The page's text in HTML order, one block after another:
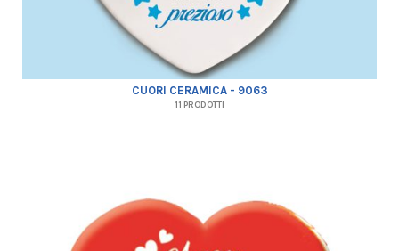
CUORI CERAMICA - 9063
11 PRODOTTI